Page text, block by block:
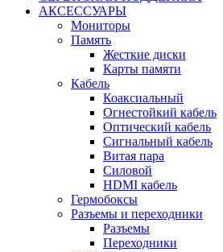
АКСЕССУАРЫ
Мониторы
Память
Жесткие диски
Карты памяти
Кабель
Коаксиальный
Огнестойкий кабель
Оптический кабель
Сигнальный кабель
Витая пара
Силовой
HDMI кабель
Гермобоксы
Разъемы и переходники
Разъемы
Переходники